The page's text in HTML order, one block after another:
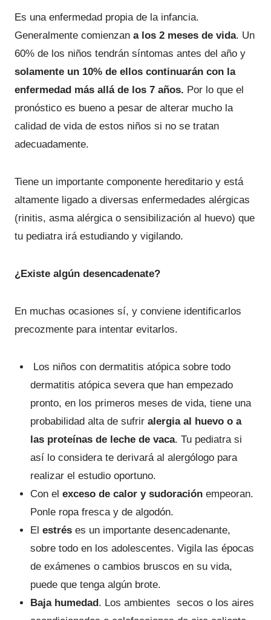
Es una enfermedad propia de la infancia.
Generalmente comienzan a los 2 meses de vida. Un
60% de los niños tendrán síntomas antes del año y
solamente un 10% de ellos continuarán con la
enfermedad más allá de los 7 años. Por lo que el
pronóstico es bueno a pesar de alterar mucho la
calidad de vida de estos niños si no se tratan
adecuadamente.
Tiene un importante componente hereditario y está
altamente ligado a diversas enfermedades alérgicas
(rinitis, asma alérgica o sensibilización al huevo) que
tu pediatra irá estudiando y vigilando.
¿Existe algún desencadenate?
En muchas ocasiones sí, y conviene identificarlos
precozmente para intentar evitarlos.
Los niños con dermatitis atópica sobre todo
dermatitis atópica severa que han empezado
pronto, en los primeros meses de vida, tiene una
probabilidad alta de sufriralergia al huevo o a
las proteínas de leche de vaca. Tu pediatra si
así lo considera te derivará al alergólogo para
realizar el estudio oportuno.
Con el exceso de calor y sudoraciónempeoran.
Ponle ropa fresca y de algodón.
El estréses un importante desencadenante,
sobre todo en los adolescentes. Vigila las épocas
de exámenes o cambios bruscos en su vida,
puede que tenga algún brote.
Baja humedad. Los ambientes secos o los aires